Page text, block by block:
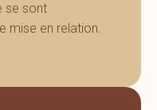
se sont
mise en relation.